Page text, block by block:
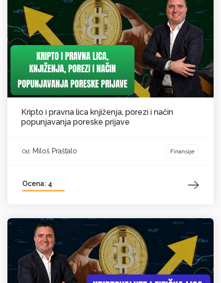
Kripto i pravna lica knjiženja, porezi i način
popunjavanja poreske prijave
Od: Miloš Praštalo Finansije
Ocena: 4